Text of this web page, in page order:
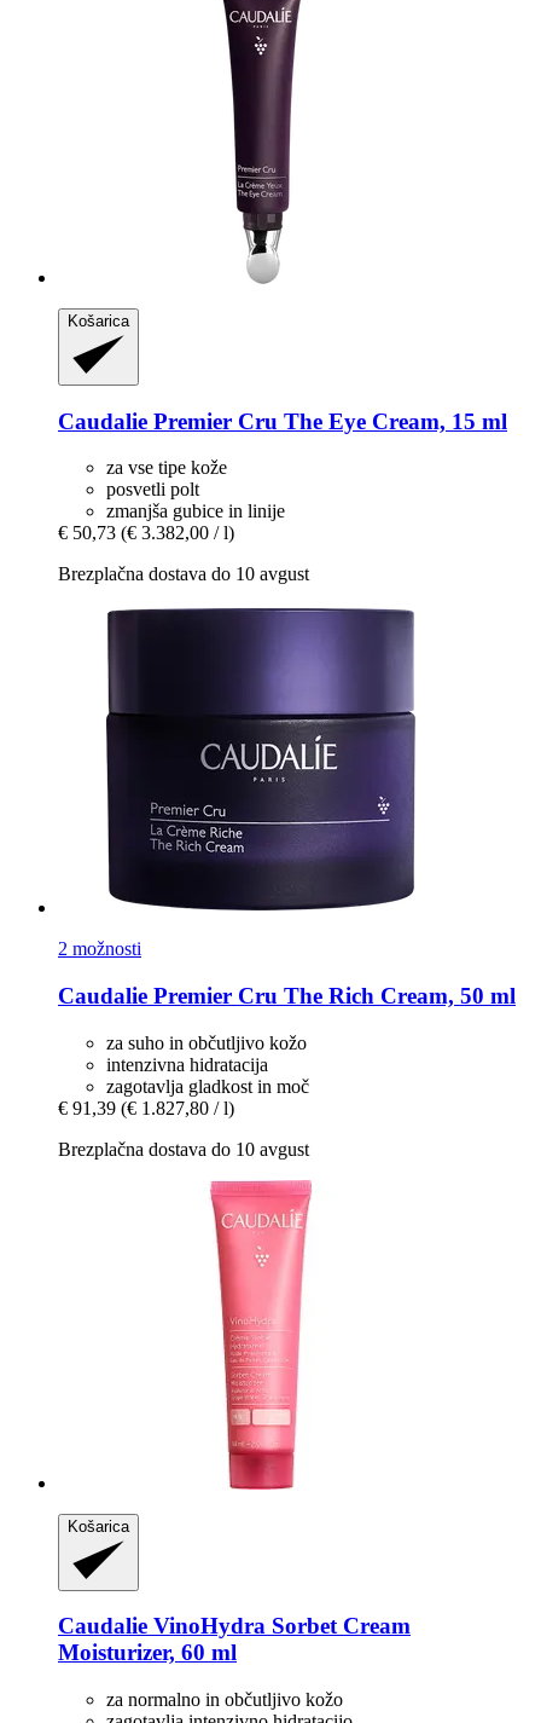
Košarica
Caudalie Premier Cru The Eye Cream, 15 ml
za vse tipe kože
posvetli polt
zmanjša gubice in linije
€ 50,73 (€ 3.382,00 / l)
Brezplačna dostava do 10 avgust
2 možnosti
Caudalie Premier Cru The Rich Cream, 50 ml
za suho in občutljivo kožo
intenzivna hidratacija
zagotavlja gladkost in moč
€ 91,39 (€ 1.827,80 / l)
Brezplačna dostava do 10 avgust
Košarica
Caudalie VinoHydra Sorbet Cream
Moisturizer, 60 ml
za normalno in občutljivo kožo